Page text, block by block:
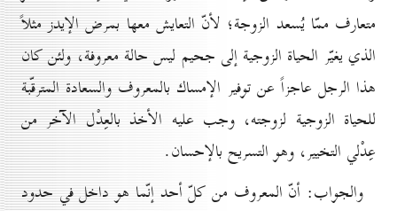
متعارف ممّا يُسعد الزوجة؛ لأنّ التعايش معها بمرض الإيدز مثلاً
الذي يغيّر الحياة الزوجية إلى جحيم ليس حالة معروفة، ولئن كان
هذا الرجل عاجزاً عن توفير الإمساك بالمعروف والسعادة المترقّبة
للحياة الزوجية لزوجته، وجب عليه الأخذ بالعِدْل الآخر من
عِدْلي التخيير، وهو التسريح بالإحسان.
والجواب: أنّ المعروف من كلّ أحد إنّما هو داخل في حدود